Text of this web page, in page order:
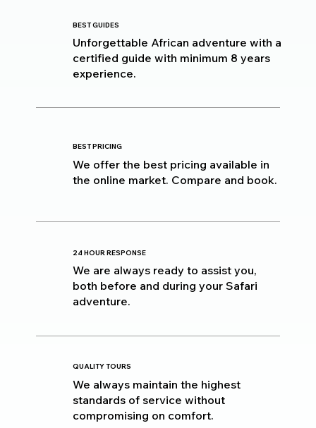
BEST GUIDES
Unforgettable African adventure with a
certified guide with minimum 8 years
experience.
BEST PRICING
We offer the best pricing available in
the online market. Compare and book.
24 HOUR RESPONSE
We are always ready to assist you,
both before and during your Safari
adventure.
QUALITY TOURS
We always maintain the highest
standards of service without
compromising on comfort.